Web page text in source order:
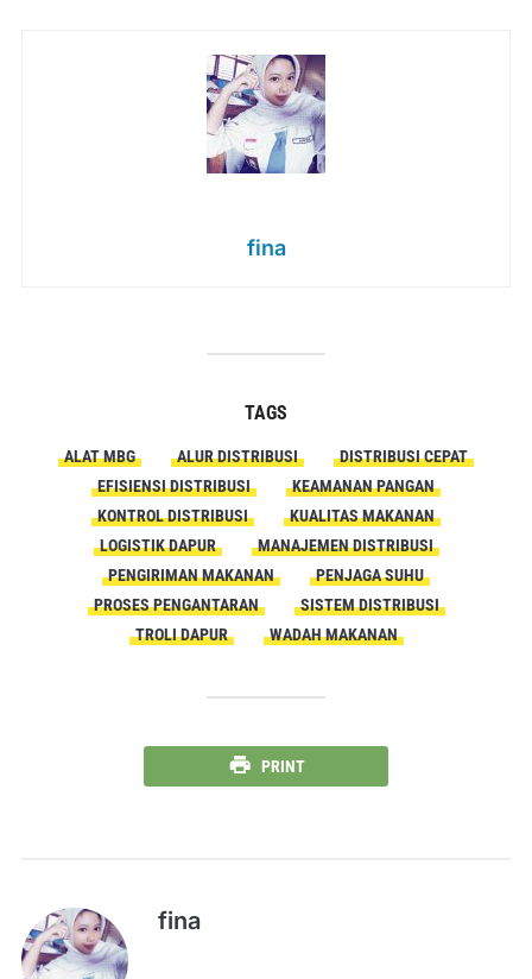
fina
TAGS
ALAT MBG ALUR DISTRIBUSI
DISTRIBUSI CEPAT
EFISIENSI DISTRIBUSI
KEAMANAN PANGAN
KONTROL DISTRIBUSI
KUALITAS MAKANAN
LOGISTIK DAPUR
MANAJEMEN DISTRIBUSI
PENGIRIMAN MAKANAN
PENJAGA SUHU
PROSES PENGANTARAN
SISTEM DISTRIBUSI
TROLI DAPUR
WADAH MAKANAN
PRINT
fina